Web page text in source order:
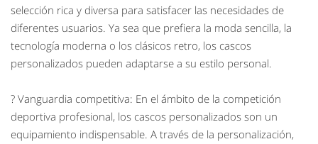
selección rica y diversa para satisfacer las necesidades de
diferentes usuarios. Ya sea que prefiera la moda sencilla, la
tecnología moderna o los clásicos retro, los cascos
personalizados pueden adaptarse a su estilo personal.
? Vanguardia competitiva: En el ámbito de la competición
deportiva profesional, los cascos personalizados son un
equipamiento indispensable. A través de la personalización,